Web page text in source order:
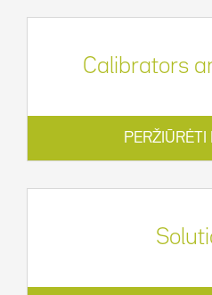
Calibrators
PERŽIŪRĖTI